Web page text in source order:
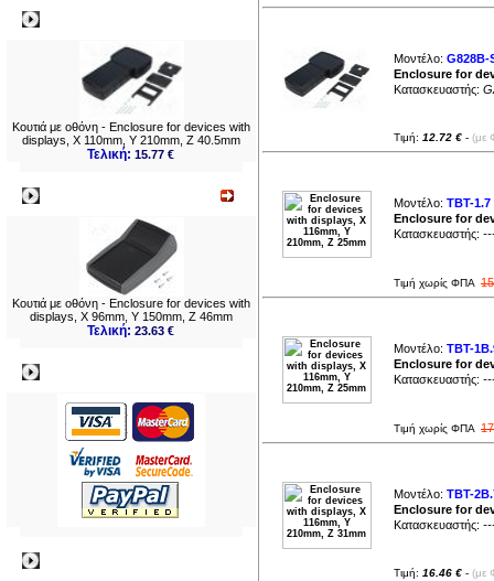
Κουτιά με οθόνη - Enclosure for devices with
displays, X 110mm, Y 210mm, Z 40.5mm
Τελική:15.77 €
Κουτιά με οθόνη - Enclosure for devices with
displays, X 96mm, Y 150mm, Z 46mm
Τελική:23.63 €
Μοντέλο: G828B-
Enclosure for
Κατασκευαστής:
Τιμή: 12.72 € - (με
Μοντέλο: TBT-1.7
Enclosure for
Κατασκευαστής:
Τιμή χωρίς ΦΠΑ
Μοντέλο: TBT-
Enclosure for
Κατασκευαστής:
Τιμή χωρίς ΦΠΑ
Μοντέλο: TBT-
Enclosure for
Κατασκευαστής:
Τιμή: 16.46 € - (με